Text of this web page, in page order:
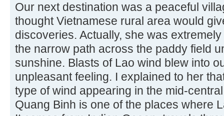
Our next destination was a peaceful
thought Vietnamese rural area would
discoveries. Actually, she was
the narrow path across the paddy field
sunshine. Blasts of Lao wind blew into
unpleasant feeling. I explained to her
type of wind appearing in the mid-
Quang Binh is one of the places where